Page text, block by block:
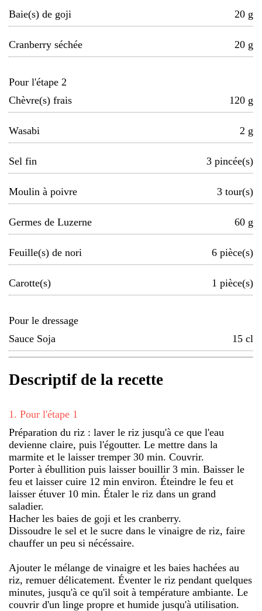
Baie(s) de goji 20 g
Cranberry séchée 20 g
Pour l'étape 2
Chèvre(s) frais
120 g
Wasabi 2 g
Sel fin 3 pincée(s)
Moulin à poivre 3 tour(s)
Germes de Luzerne 60 g
Feuille(s) de nori 6 pièce(s)
Carotte(s) 1 pièce(s)
Pour le dressage
Sauce Soja
15 cl
Descriptif de la recette
1 . Pour l'étape 1
Préparation du riz : laver le riz jusqu'à ce que l'eau
devienne claire, puis l'égoutter. Le mettre dans la
marmite et le laisser tremper 30 min. Couvrir.
Porter à ébullition puis laisser bouillir 3 min. Baisser le
feu et laisser cuire 12 min environ. Éteindre le feu et
laisser étuver 10 min. Étaler le riz dans un grand
saladier.
Hacher les baies de goji et les cranberry.
Dissoudre le sel et le sucre dans le vinaigre de riz, faire
chauffer un peu si nécéssaire.
Ajouter le mélange de vinaigre et les baies hachées au
riz, remuer délicatement. Éventer le riz pendant quelques
minutes, jusqu'à ce qu'il soit à température ambiante. Le
couvrir d'un linge propre et humide jusqu'à utilisation.